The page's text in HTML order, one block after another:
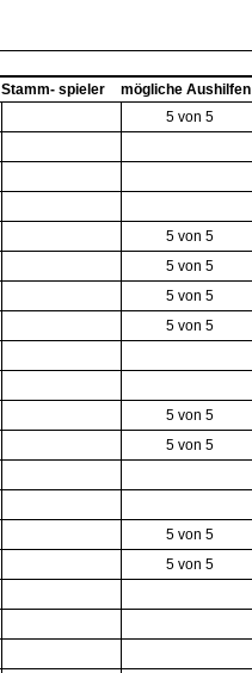
Stamm- spieler mögliche Aushilfen
5 von 5
5 von 5
5 von 5
5 von 5
5 von 5
5 von 5
5 von 5
5 von 5
5 von 5